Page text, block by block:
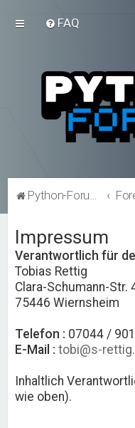
FAQ
Python-Forum.de
Impressum
Verantwortlich für
Tobias Rettig
Clara-Schumann-Str.
75446 Wiernsheim
Telefon : 07044 /
E-Mail : tobi@s-
Inhaltlich
wie oben).